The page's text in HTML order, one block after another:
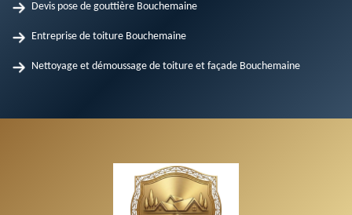
Devis pose de gouttière Bouchemaine
Entreprise de toiture Bouchemaine
Nettoyage et démoussage de toiture et façade Bouchemaine